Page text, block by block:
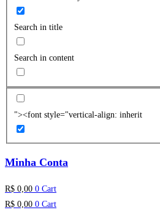
Search in title
Search in content
"><font style="vertical-align: inherit
Minha Conta
R$ 0,00 0 Cart
R$ 0,00 0 Cart